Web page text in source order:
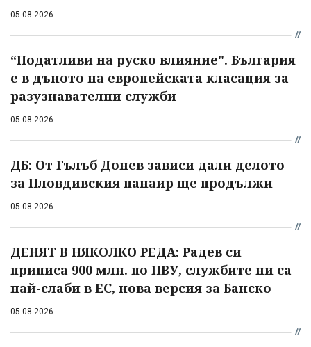
05.08.2026
“Податливи на руско влияние". България
е в дъното на европейската класация за
разузнавателни служби
05.08.2026
ДБ: От Гълъб Донев зависи дали делото
за Пловдивския панаир ще продължи
05.08.2026
ДЕНЯТ В НЯКОЛКО РЕДА: Радев си
приписа 900 млн. по ПВУ, службите ни са
най-слаби в ЕС, нова версия за Банско
05.08.2026